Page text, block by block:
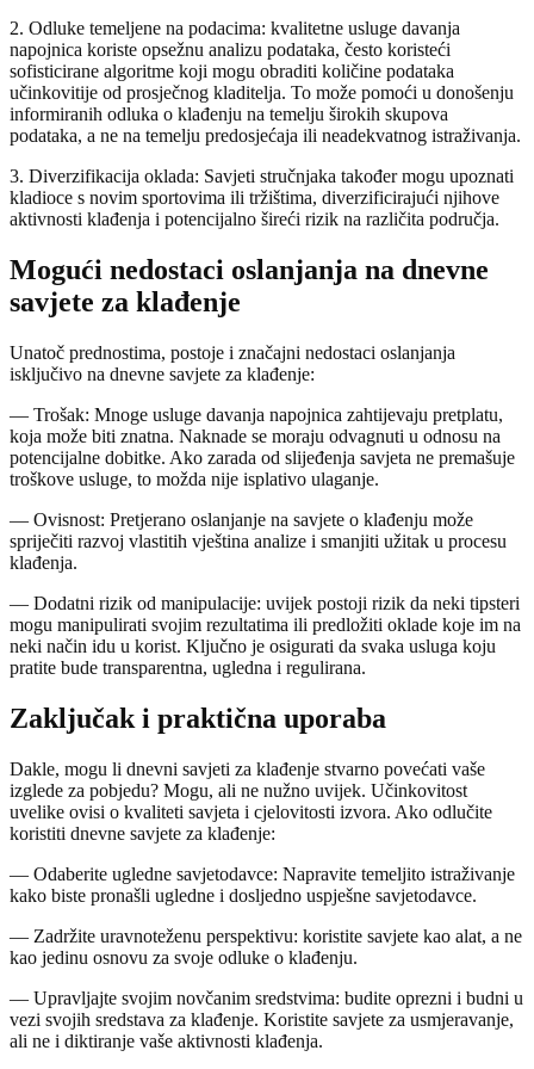
2. Odluke temeljene na podacima: kvalitetne usluge davanja
napojnica koriste opsežnu analizu podataka, često koristeći
sofisticirane algoritme koji mogu obraditi količine podataka
učinkovitije od prosječnog kladitelja. To može pomoći u donošenju
informiranih odluka o klađenju na temelju širokih skupova
podataka, a ne na temelju predosjećaja ili neadekvatnog istraživanja.
3. Diverzifikacija oklada: Savjeti stručnjaka također mogu upoznati
kladioce s novim sportovima ili tržištima, diverzificirajući njihove
aktivnosti klađenja i potencijalno šireći rizik na različita područja.
Mogući nedostaci oslanjanja na dnevne
savjete za klađenje
Unatoč prednostima, postoje i značajni nedostaci oslanjanja
isključivo na dnevne savjete za klađenje:
— Trošak: Mnoge usluge davanja napojnica zahtijevaju pretplatu,
koja može biti znatna. Naknade se moraju odvagnuti u odnosu na
potencijalne dobitke. Ako zarada od slijeđenja savjeta ne premašuje
troškove usluge, to možda nije isplativo ulaganje.
— Ovisnost: Pretjerano oslanjanje na savjete o klađenju može
spriječiti razvoj vlastitih vještina analize i smanjiti užitak u procesu
klađenja.
— Dodatni rizik od manipulacije: uvijek postoji rizik da neki tipsteri
mogu manipulirati svojim rezultatima ili predložiti oklade koje im na
neki način idu u korist. Ključno je osigurati da svaka usluga koju
pratite bude transparentna, ugledna i regulirana.
Zaključak i praktična uporaba
Dakle, mogu li dnevni savjeti za klađenje stvarno povećati vaše
izglede za pobjedu? Mogu, ali ne nužno uvijek. Učinkovitost
uvelike ovisi o kvaliteti savjeta i cjelovitosti izvora. Ako odlučite
koristiti dnevne savjete za klađenje:
— Odaberite ugledne savjetodavce: Napravite temeljito istraživanje
kako biste pronašli ugledne i dosljedno uspješne savjetodavce.
— Zadržite uravnoteženu perspektivu: koristite savjete kao alat, a ne
kao jedinu osnovu za svoje odluke o klađenju.
— Upravljajte svojim novčanim sredstvima: budite oprezni i budni u
vezi svojih sredstava za klađenje. Koristite savjete za usmjeravanje,
ali ne i diktiranje vaše aktivnosti klađenja.